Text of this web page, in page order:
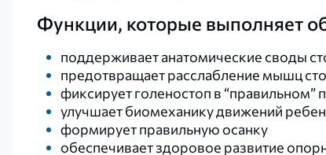
Функции, которые выполняет
поддерживает анатомические своды
предотвращает расслабление мышц
фиксирует голеностоп в “правильном”
улучшает биомеханику движений
формирует правильную осанку
обеспечивает здоровое развитие